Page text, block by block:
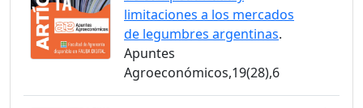
limitaciones a los mercados
de legumbres argentinas.
Apuntes
Agroeconómicos,19(28),6